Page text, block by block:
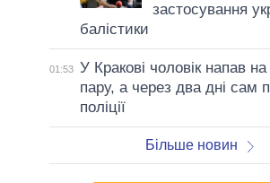
застосування
балістики
01:53 У Кракові чоловік напав на
пару, а через два дні сам
поліції
Більше новин